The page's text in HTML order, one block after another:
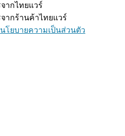
ากไทยแวร์
ากร้านค้าไทยแวร์
นโยบายความเป็นส่วนตัว